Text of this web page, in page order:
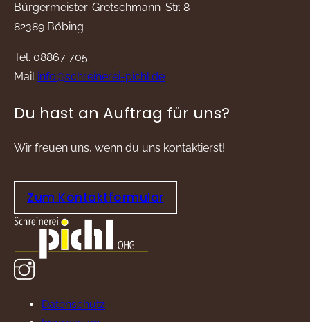
Bürgermeister-Gretschmann-Str. 8
82389 Böbing
Tel. 08867 705
Mail info@schreinerei-pichl.de
Du hast an Auftrag für uns?
Wir freuen uns, wenn du uns kontaktierst!
Zum Kontaktformular
Datenschutz